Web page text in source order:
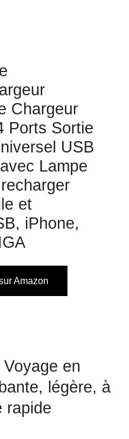
Chargeur
Ports Sortie
USB
Lampe
et
iPhone,
Amazon
en
légère, à
rapide